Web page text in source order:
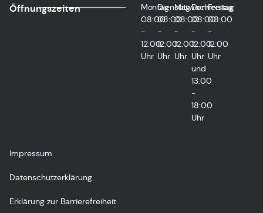
Öffnungszeiten
Montag
08:00
-
12:00
Uhr
Dienstag
08:00
-
12:00
Uhr
Mittwoch
08:00
-
12:00
Uhr
Donnerstag
08:00
-
12:00
Uhr
und
13:00
-
18:00
Uhr
Freitag
08:00
-
12:00
Uhr
Impressum
Datenschutzerklärung
Erklärung zur Barrierefreiheit